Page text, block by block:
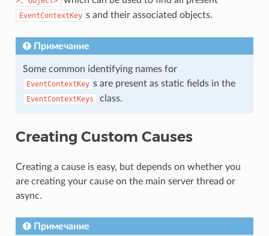
EventContextKey s and their associated objects.
Примечание
Some common identifying names for
EventContextKey s are present as static fields in the
EventContextKeys class.
Creating Custom Causes
Creating a cause is easy, but depends on whether you
are creating your cause on the main server thread or
async.
Примечание